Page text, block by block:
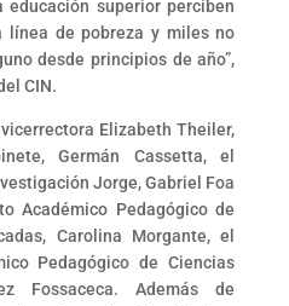
superior perciben
línea de pobreza y miles no
desde principios de año”,
CIN.
Elizabeth Theiler,
Germán Cassetta, el
Jorge, Gabriel Foa
Académico Pedagógico de
Carolina Morgante, el
Pedagógico de Ciencias
Fossaceca. Además de